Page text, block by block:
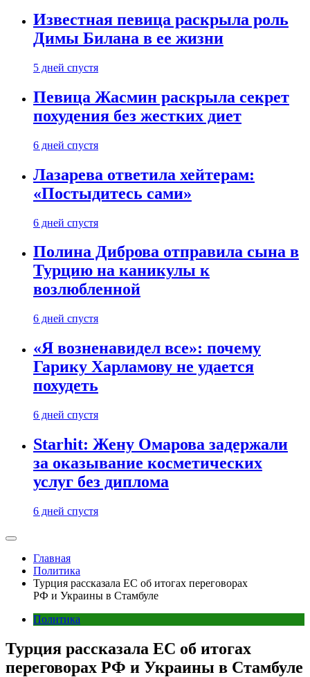
Известная певица раскрыла роль
Димы Билана в ее жизни
5 дней спустя
Певица Жасмин раскрыла секрет
похудения без жестких диет
6 дней спустя
Лазарева ответила хейтерам:
«Постыдитесь сами»
6 дней спустя
Полина Диброва отправила сына в
Турцию на каникулы к
возлюбленной
6 дней спустя
«Я возненавидел все»: почему
Гарику Харламову не удается
похудеть
6 дней спустя
Starhit: Жену Омарова задержали
за оказывание косметических
услуг без диплома
6 дней спустя
Главная
Политика
Турция рассказала ЕС об итогах переговорах
РФ и Украины в Стамбуле
Политика
Турция рассказала ЕС об итогах
переговорах РФ и Украины в Стамбуле